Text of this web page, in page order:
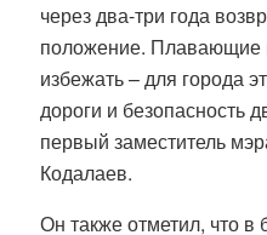
через два-три года
положение. Плавающие
избежать – для города
дороги и безопасность
первый заместитель
Кодалаев.
Он также отметил, что